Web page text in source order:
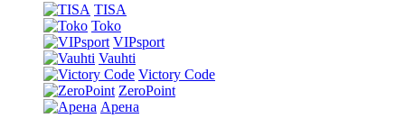
TISA
Toko
VIPsport
Vauhti
Victory Code
ZeroPoint
Арена